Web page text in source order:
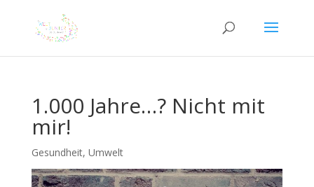
1.000 Jahre…? Nicht mit
mir!
Gesundheit, Umwelt